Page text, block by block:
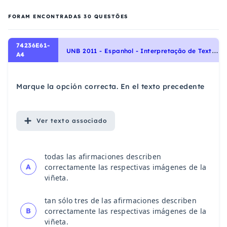
FORAM ENCONTRADAS 30 QUESTÕES
74236E61-
A4
U
NB 2011 - Espanhol - Interpretação de Texto | Comprensión de Lectura
Marque la opción correcta. En el texto precedente
Ver texto associado
A
todas las afirmaciones describen
correctamente las respectivas imágenes de la
viñeta.
B
tan sólo tres de las afirmaciones describen
correctamente las respectivas imágenes de la
viñeta.